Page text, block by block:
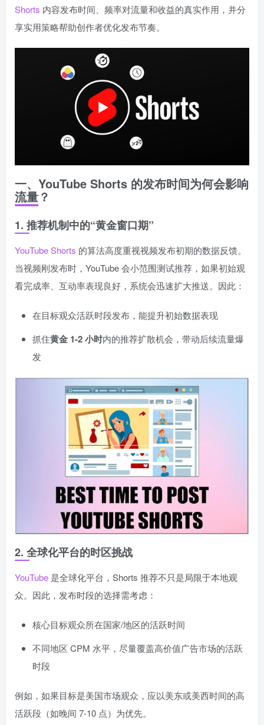
Shorts 内容发布时间、频率对流量和收益的真实作用，并分
享实用策略帮助创作者优化发布节奏。
一、YouTube Shorts 的发布时间为何会影响
流量？
1. 推荐机制中的“黄金窗口期”
YouTube Shorts 的算法高度重视视频发布初期的数据反馈。
当视频刚发布时，YouTube 会小范围测试推荐，如果初始观
看完成率、互动率表现良好，系统会迅速扩大推送。因此：
在目标观众活跃时段发布，能提升初始数据表现
抓住黄金 1-2 小时内的推荐扩散机会，带动后续流量爆
发
2. 全球化平台的时区挑战
YouTube 是全球化平台，Shorts 推荐不只是局限于本地观
众。因此，发布时段的选择需考虑：
核心目标观众所在国家/地区的活跃时间
不同地区 CPM 水平，尽量覆盖高价值广告市场的活跃
时段
例如，如果目标是美国市场观众，应以美东或美西时间的高
活跃段（如晚间 7-10 点）为优先。